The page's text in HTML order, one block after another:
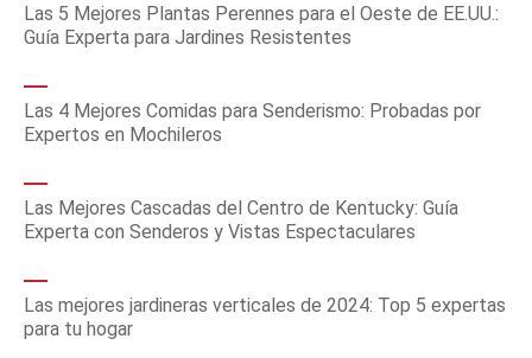
Las 5 Mejores Plantas Perennes para el Oeste de EE.UU.:
Guía Experta para Jardines Resistentes
Las 4 Mejores Comidas para Senderismo: Probadas por
Expertos en Mochileros
Las Mejores Cascadas del Centro de Kentucky: Guía
Experta con Senderos y Vistas Espectaculares
Las mejores jardineras verticales de 2024: Top 5 expertas
para tu hogar